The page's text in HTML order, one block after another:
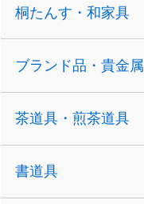
桐たんす・和家具
ブランド品・貴金属
茶道具・煎茶道具
書道具